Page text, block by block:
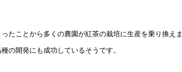
たことから多くの農園が紅茶の栽培に生産を乗り換えま
の開発にも成功しているそうです。